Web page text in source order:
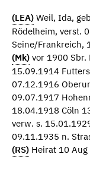
(LEA) Weil, Ida,
Rödelheim, verst.
Seine/Frankreich,
(Mk) vor 1900 Sbr.
15.09.1914
07.12.1916
09.07.1917
18.04.1918 Cöln
verw. s.
09.11.1935 n.
(RS) Heirat 10